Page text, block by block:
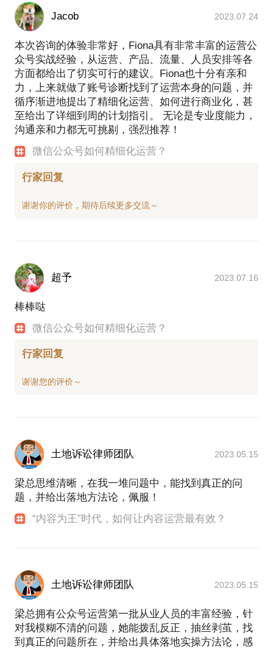
Jacob 2023.07.24
本次咨询的体验非常好，Fiona具有非常丰富的运营公
众号实战经验，从运营、产品、流量、人员安排等各
方面都给出了切实可行的建议。Fiona也十分有亲和
力，上来就做了账号诊断找到了运营本身的问题，并
循序渐进地提出了精细化运营、如何进行商业化，甚
至给出了详细到周的计划指引。 无论是专业度能力，
沟通亲和力都无可挑剔，强烈推荐！
微信公众号如何精细化运营？
行家回复
超予 2023.07.16
棒棒哒
微信公众号如何精细化运营？
行家回复
土地诉讼律师团队 2023.05.15
梁总思维清晰，在我一堆问题中，能找到真正的问
题，并给出落地方法论，佩服！
“内容为王”时代，如何让内容运营最有效？
土地诉讼律师团队 2023.05.15
梁总拥有公众号运营第一批从业人员的丰富经验，针
对我模糊不清的问题，她能拨乱反正，抽丝剥茧，找
到真正的问题所在，并给出具体落地实操方法论，感